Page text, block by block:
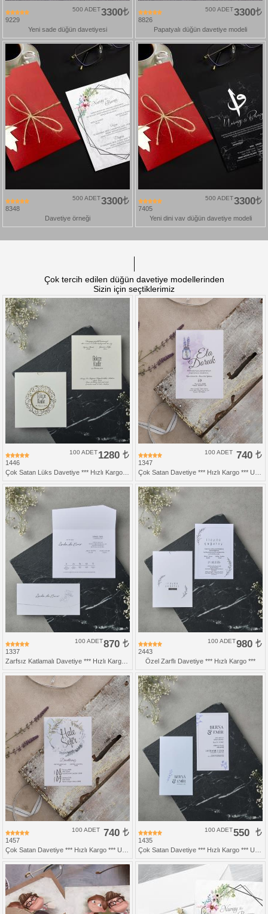
9229
3300
500 ADET
Yeni sade düğün davetiyesi
8826
3300
500 ADET
Papatyalı düğün davetiye modeli
8348
3300
500 ADET
Davetiye örneği
7405
3300
500 ADET
Yeni dini vav düğün davetiye modeli
Çok tercih edilen düğün davetiye modellerinden
Sizin için seçtiklerimiz
1446
1280
100 ADET
1347
740
100 ADET
1337
870
100 ADET
2443
980
100 ADET
Özel Zarflı Davetiye *** Hızlı Kargo ***
1457
740
100 ADET
1435
550
100 ADET